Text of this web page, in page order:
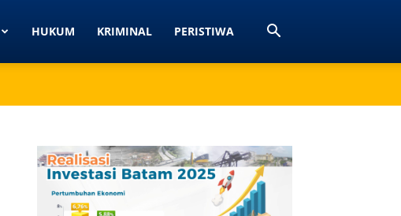
HUKUM KRIMINAL PERISTIWA